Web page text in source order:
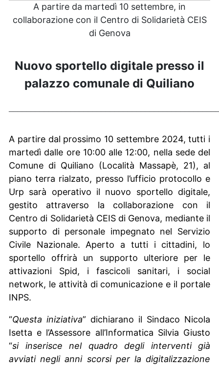
A partire da martedì 10 settembre, in
collaborazione con il Centro di Solidarietà CEIS
di Genova
Nuovo sportello digitale presso il
palazzo comunale di Quiliano
A partire dal prossimo 10 settembre 2024, tutti i
martedì dalle ore 10:00 alle 12:00, nella sede del
Comune di Quiliano (Località Massapè, 21), al
piano terra rialzato, presso l’ufficio protocollo e
Urp sarà operativo il nuovo sportello digitale,
gestito attraverso la collaborazione con il
Centro di Solidarietà CEIS di Genova, mediante il
supporto di personale impegnato nel Servizio
Civile Nazionale. Aperto a tutti i cittadini, lo
sportello offrirà un supporto ulteriore per le
attivazioni Spid, i fascicoli sanitari, i social
network, le attività di comunicazione e il portale
INPS.
“Questa iniziativa” dichiarano il Sindaco Nicola
Isetta e l’Assessore all’Informatica Silvia Giusto
“si inserisce nel quadro degli interventi già
avviati negli anni scorsi per la digitalizzazione